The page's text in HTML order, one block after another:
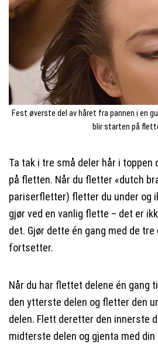
Fest øverste del av håret fra pannen i en
blir starten på
Ta tak i tre små deler hår i toppen
på fletten. Når du fletter «dutch
pariserfletter) fletter du under og
gjør ved en vanlig flette – det er
det. Gjør dette én gang med de
fortsetter.
Når du har flettet delene én gang
den ytterste delen og fletter den
delen. Flett deretter den innerste
midterste delen og gjenta med